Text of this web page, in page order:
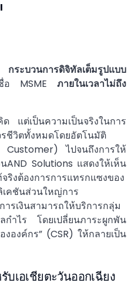
กระบวนการดิจิทัลเต็มรูปแบบ
ชื่อ MSME ภายในเวลาไม่ถึง
แต่เป็นความเป็นจริงในการ
รชีวิตทั้งหมดโดยอัตโนมัติ
ไปจนถึงการให้
AND Solutions แสดงให้เห็น
ริงต้องการการแทรกแซงของ
คชันส่วนใหญ่การ
รเงินสามารถให้บริการกลุ่ม
ำไร โดยเปลี่ยนภาระผูกพัน
องค์กร” (CSR) ให้กลายเป็น
บเอเชียตะวันออกเฉียง